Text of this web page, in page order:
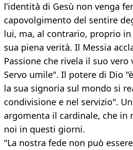
l’identità di Gesù non venga
capovolgimento del sentire
lui, ma, al contrario, proprio in
sua piena verità. Il Messia
Passione che rivela il suo
Servo umile". Il potere di Dio
la sua signoria sul mondo si
condivisione e nel servizio".
argomenta il cardinale, che in
noi in questi giorni.
"La nostra fede non può